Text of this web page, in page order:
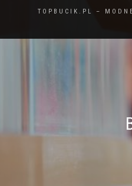
TOPBUCIK.PL –